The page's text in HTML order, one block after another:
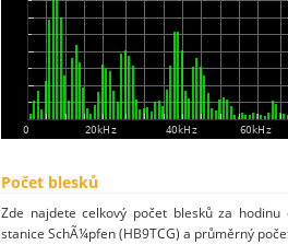
Počet blesků
Zde najdete celkový počet blesků za
stanice SchÃ¼pfen (HB9TCG) a průměrný